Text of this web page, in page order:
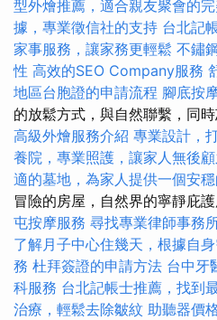
型外燴推薦，適合親友聚會的
據，專業徵信社的支持 台北記
家事服務，讓家務更輕鬆 不鏽
性 高效的SEO Company服務
地區台胞證的申請流程 腳底按
的放鬆方式，與自然聯繫，同
高級外燴服務介紹 專業設計，
養院，專業照護，讓家人無後
適的墓地，為家人提供一個安
冒險的房屋，自然界的寧靜庇
屯按摩服務 尋找專業律師事務
了解月子中心住幾天，根據自
務 杜拜簽證的申請方法 台中牙
科服務 台北記帳士推薦，找到
治療，輕鬆去除皺紋 助聽器價